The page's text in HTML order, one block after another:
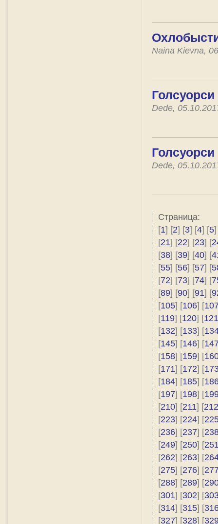
Naina Kievna,
Dede,
Dede,
Страница:
[1] [2] [3] [4] [5]
[21] [22] [23] [
[38] [39] [40] [
[55] [56] [57] [
[72] [73] [74] [
[89] [90] [91] [
[105] [106] [
[119] [120] [121
[132] [133] [
[145] [146] [
[158] [159] [
[171] [172] [
[184] [185] [
[197] [198] [
[210] [211] [212
[223] [224] [
[236] [237] [
[249] [250] [
[262] [263] [
[275] [276] [
[288] [289] [
[301] [302] [
[314] [315] [
[327] [328] [